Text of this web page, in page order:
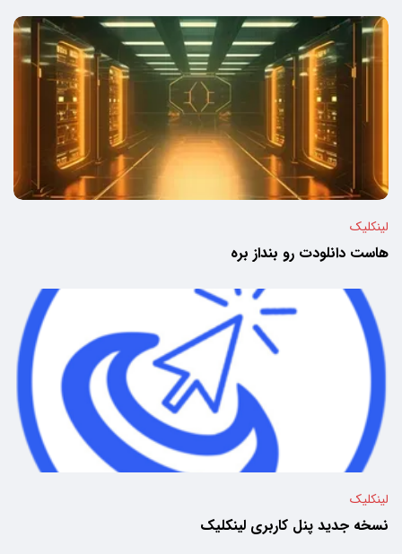
لینکلیک
هاست دانلودت رو بنداز بره
لینکلیک
نسخه جدید پنل کاربری لینکلیک